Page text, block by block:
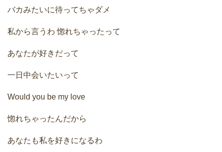
バカみたいに待ってちゃダメ
私から言うわ 惚れちゃったって
あなたが好きだって
一日中会いたいって
Would you be my love
惚れちゃったんだから
あなたも私を好きになるわ